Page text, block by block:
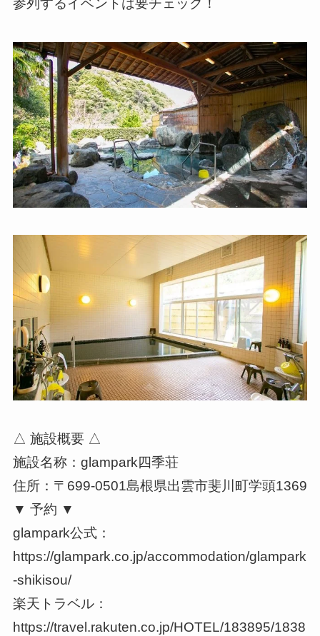
参列するイベントは要チェック！
△ 施設概要 △
施設名称：glampark四季荘
住所：〒699-0501島根県出雲市斐川町学頭1369
▼ 予約 ▼
glampark公式：
https://glampark.co.jp/accommodation/glampark
-shikisou/
楽天トラベル：
https://travel.rakuten.co.jp/HOTEL/183895/1838